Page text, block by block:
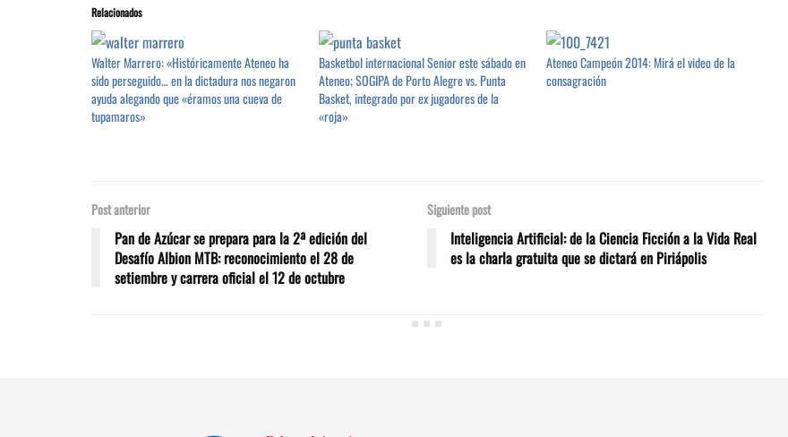
Relacionados
Walter Marrero: «Históricamente Ateneo ha
sido perseguido… en la dictadura nos negaron
ayuda alegando que «éramos una cueva de
tupamaros»
Basketbol internacional Senior este sábado en
Ateneo; SOGIPA de Porto Alegre vs. Punta
Basket, integrado por ex jugadores de la
«roja»
Ateneo Campeón 2014: Mirá el video de la
consagración
Post anterior
Pan de Azúcar se prepara para la 2ª edición del
Desafío Albion MTB: reconocimiento el 28 de
setiembre y carrera oficial el 12 de octubre
Siguiente post
Inteligencia Artificial: de la Ciencia Ficción a la Vida Real
es la charla gratuita que se dictará en Piriápolis